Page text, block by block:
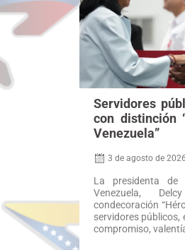
Servidores
con distinción
Venezuela”
3 de agosto de 2026
La presidenta de
Venezuela,
condecoración
servidores públicos,
compromiso,